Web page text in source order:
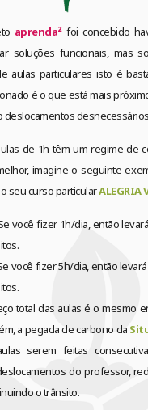
aprenda²foi concebido
soluções funcionais, mas
aulas particulares isto é
é o que está mais
deslocamentos
de 1h têm um regime de
imagine o seguinte
seu curso particularALEGRIA
você fizer 1h/dia, então
você fizer 5h/dia, então
total das aulas é o mesmo
a pegada de carbono da
serem feitas
do professor,
o trânsito.